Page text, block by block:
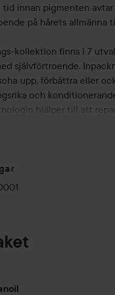
innan pigmenten
på hårets allmänna
kollektion finns i 7
självförtroende.
upp, förbättra eller
och
hjälper till att
dras till de negativt